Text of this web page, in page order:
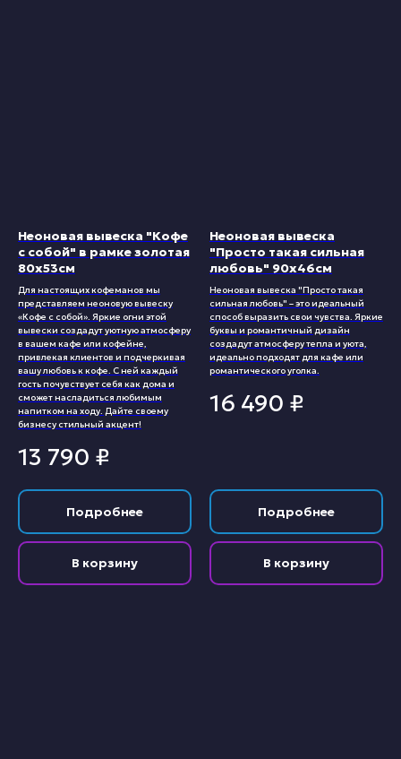
Неоновая вывеска "Кофе
с собой" в рамке золотая
80х53см
Для настоящих кофеманов мы
представляем неоновую вывеску
«Кофе с собой». Яркие огни этой
вывески создадут уютную атмосферу
в вашем кафе или кофейне,
привлекая клиентов и подчеркивая
вашу любовь к кофе. С ней каждый
гость почувствует себя как дома и
сможет насладиться любимым
напитком на ходу. Дайте своему
бизнесу стильный акцент!
13 790 ₽
Подробнее
В корзину
Неоновая вывеска
"Просто такая сильная
любовь" 90х46см
Неоновая вывеска "Просто такая
сильная любовь" – это идеальный
способ выразить свои чувства. Яркие
буквы и романтичный дизайн
создадут атмосферу тепла и уюта,
идеально подходят для кафе или
романтического уголка.
16 490 ₽
Подробнее
В корзину